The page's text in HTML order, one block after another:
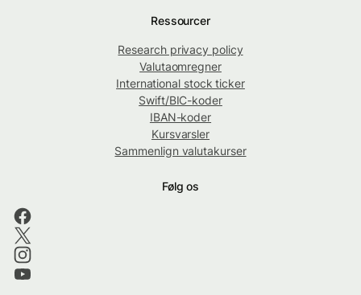
Ressourcer
Research privacy policy
Valutaomregner
International stock ticker
Swift/BIC-koder
IBAN-koder
Kursvarsler
Sammenlign valutakurser
Følg os